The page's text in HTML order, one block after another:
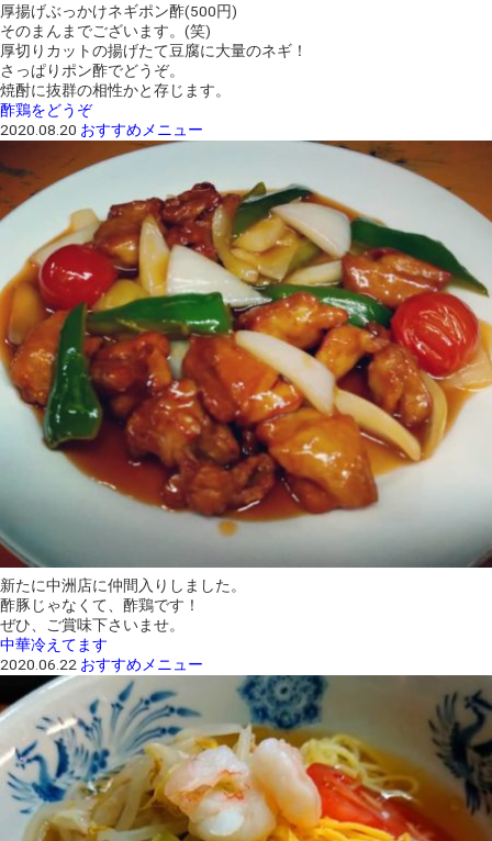
厚揚げぶっかけネギポン酢(500円)
そのまんまでございます。(笑)
厚切りカットの揚げたて豆腐に大量のネギ！
さっぱりポン酢でどうぞ。
焼酎に抜群の相性かと存じます。
酢鶏をどうぞ
2020.08.20 おすすめメニュー
新たに中洲店に仲間入りしました。
酢豚じゃなくて、酢鶏です！
ぜひ、ご賞味下さいませ。
中華冷えてます
2020.06.22 おすすめメニュー